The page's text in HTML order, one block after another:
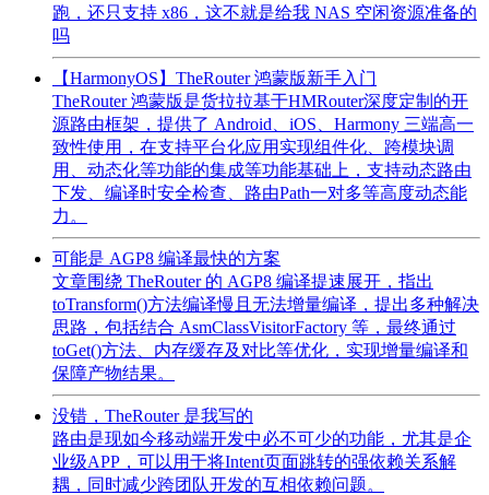
跑，还只支持 x86，这不就是给我 NAS 空闲资源准备的
吗
【HarmonyOS】TheRouter 鸿蒙版新手入门
TheRouter 鸿蒙版是货拉拉基于HMRouter深度定制的开
源路由框架，提供了 Android、iOS、Harmony 三端高一
致性使用，在支持平台化应用实现组件化、跨模块调
用、动态化等功能的集成等功能基础上，支持动态路由
下发、编译时安全检查、路由Path一对多等高度动态能
力。
可能是 AGP8 编译最快的方案
文章围绕 TheRouter 的 AGP8 编译提速展开，指出
toTransform()方法编译慢且无法增量编译，提出多种解决
思路，包括结合 AsmClassVisitorFactory 等，最终通过
toGet()方法、内存缓存及对比等优化，实现增量编译和
保障产物结果。
没错，TheRouter 是我写的
路由是现如今移动端开发中必不可少的功能，尤其是企
业级APP，可以用于将Intent页面跳转的强依赖关系解
耦，同时减少跨团队开发的互相依赖问题。